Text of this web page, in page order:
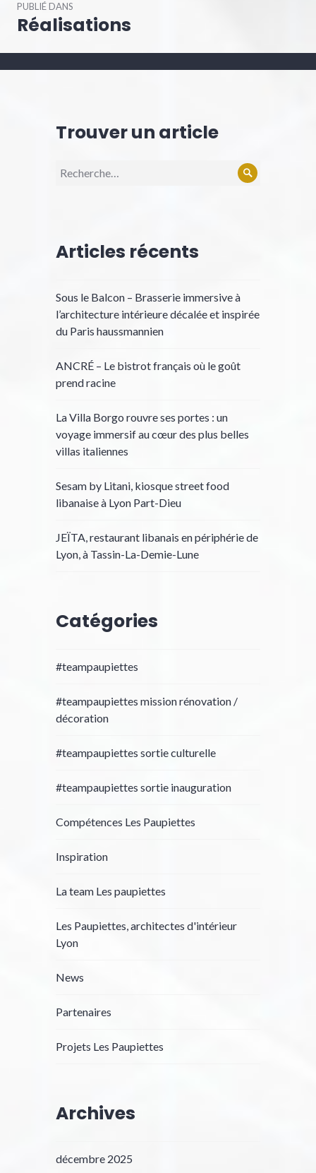
dePUBLIÉ DANS
Réalisations
Trouver un article
Recherche
Rechercher
Articles récents
Sous le Balcon – Brasserie immersive à
l’architecture intérieure décalée et inspirée
du Paris haussmannien
ANCRÉ – Le bistrot français où le goût
prend racine
La Villa Borgo rouvre ses portes : un
voyage immersif au cœur des plus belles
villas italiennes
Sesam by Litani, kiosque street food
libanaise à Lyon Part-Dieu
JEÏTA, restaurant libanais en périphérie de
Lyon, à Tassin-La-Demie-Lune
Catégories
#teampaupiettes
#teampaupiettes mission rénovation /
décoration
#teampaupiettes sortie culturelle
#teampaupiettes sortie inauguration
Compétences Les Paupiettes
Inspiration
La team Les paupiettes
Les Paupiettes, architectes d'intérieur
Lyon
News
Partenaires
Projets Les Paupiettes
Archives
décembre 2025